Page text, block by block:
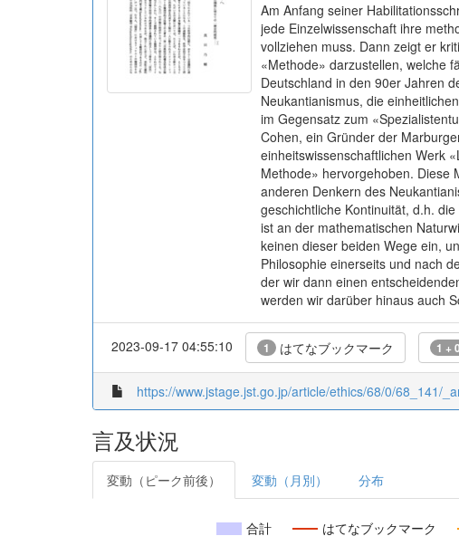
Am Anfang seiner
jede Einzelwissenschaft ihre
vollziehen muss. Dann zeigt er
«Methode» darzustellen, welche
Deutschland in den 90er Jahren
Neukantianismus, die
im Gegensatz zum
Cohen, ein Gründer der
einheitswissenschaftlichen Werk
Methode» hervorgehoben. Diese
anderen Denkern des
geschichtliche Kontinuität, d.h.
ist an der mathematischen
keinen dieser beiden Wege ein,
Philosophie einerseits und nach
der wir dann einen
werden wir darüber hinaus auch
2023-09-17 04:55:10 1 はてなブックマーク 1 + 0
https://www.jstage.jst.go.jp/article/ethics/68/0/68_141/
言及状況
変動（ピーク前後） 変動（月別） 分布
合計 はてなブックマーク